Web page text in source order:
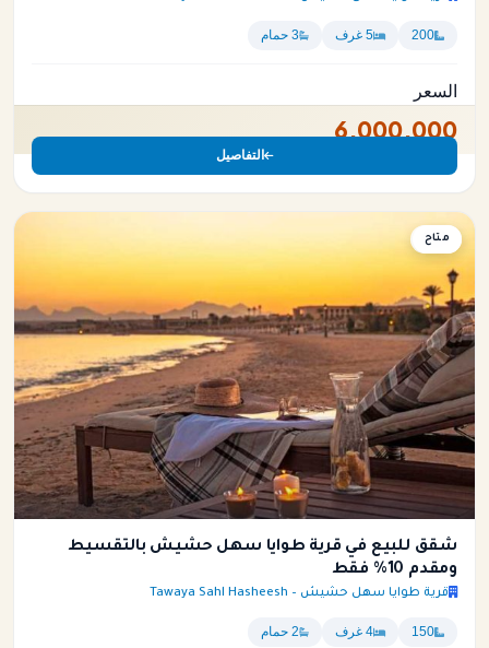
200 5 غرف 3 حمام
السعر
6,000,000
التفاصيل
شقة
متاح
شقق للبيع في قرية طوايا سهل حشيش بالتقسيط
ومقدم 10% فقط
قرية طوايا سهل حشيش – Tawaya Sahl Hasheesh
150 4 غرف 2 حمام